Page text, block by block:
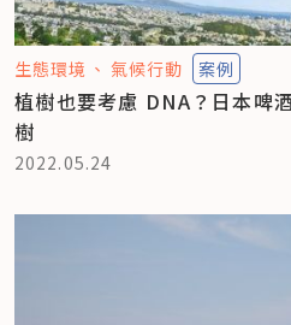
生態環境 氣候行動 案例
植樹也要考慮 DNA？日本啤
樹
2022.05.24